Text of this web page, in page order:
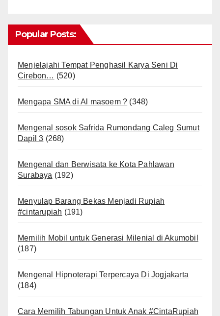
Popular Posts:
Menjelajahi Tempat Penghasil Karya Seni Di
Cirebon… (520)
Mengapa SMA di Al masoem ? (348)
Mengenal sosok Safrida Rumondang Caleg Sumut
Dapil 3 (268)
Mengenal dan Berwisata ke Kota Pahlawan
Surabaya (192)
Menyulap Barang Bekas Menjadi Rupiah
#cintarupiah (191)
Memilih Mobil untuk Generasi Milenial di Akumobil
(187)
Mengenal Hipnoterapi Terpercaya Di Jogjakarta
(184)
Cara Memilih Tabungan Untuk Anak #CintaRupiah